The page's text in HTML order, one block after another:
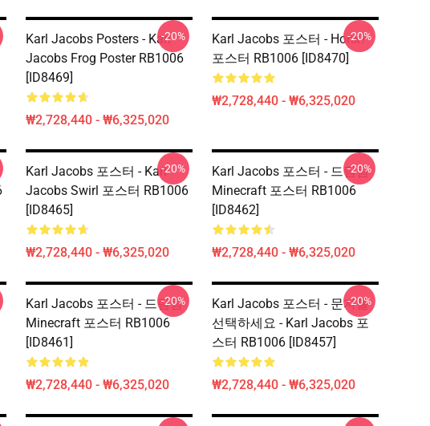
Karl Jacobs Posters - Karl
Jacobs Frog Poster RB1006
[ID8469]
₩2,728,440 - ₩6,325,020
-20%
Karl Jacobs 포스터 - Honk?
포스터 RB1006 [ID8470]
₩2,728,440 - ₩6,325,020
-20%
Karl Jacobs 포스터 - Karl
Jacobs Swirl 포스터 RB1006
[ID8465]
₩2,728,440 - ₩6,325,020
-20%
Karl Jacobs 포스터 - 드림팀
Minecraft 포스터 RB1006
[ID8462]
₩2,728,440 - ₩6,325,020
-20%
Karl Jacobs 포스터 - 드림팀
Minecraft 포스터 RB1006
[ID8461]
₩2,728,440 - ₩6,325,020
-20%
Karl Jacobs 포스터 - 문자를
선택하세요 - Karl Jacobs 포
스터 RB1006 [ID8457]
₩2,728,440 - ₩6,325,020
-20%